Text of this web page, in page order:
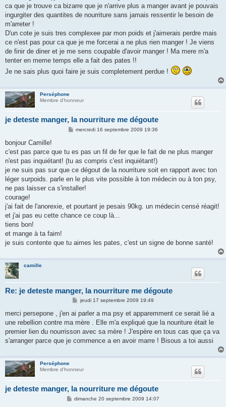
ca que je trouve ca bizarre que je n'arrive plus a manger avant je pouvais
ingurgiter des quantites de nourriture sans jamais ressentir le besoin de
m'arreter !
D'un cote je suis tres complexee par mon poids et j'aimerais perdre mais
ce n'est pas pour ca que je me forcerai a ne plus rien manger ! Je viens
de finir de diner et je me sens coupable d'avoir manger ! Ma mere m'a
tenter en meme temps elle a fait des pates !!
Je ne sais plus quoi faire je suis completement perdue !
Perséphone
Membre d'honneur
je deteste manger, la nourriture me dégoute
M
a
g
mercredi 16 septembre 2009 19:36
bonjour Camille!
c'est pas parce que tu es pas un fil de fer que le fait de ne plus manger
n'est pas inquiétant! (tu as compris c'est inquiétant!)
je ne suis pas sur que ce dégout de la nourriture soit en rapport avec ton
léger surpoids. parle en le plus vite possible à ton médecin ou à ton psy,
ne pas laisser ca s'installer!
courage!
j'ai fait de l'anorexie, et pourtant je pesais 90kg. un médecin censé réagit!
et j'ai pas eu cette chance ce coup là...
tiens bon!
et mange à ta faim!
je suis contente que tu aimes les pates, c'est un signe de bonne santé!
camille
Re: je deteste manger, la nourriture me dégoute
M
s
s
a
g
jeudi 17 septembre 2009 19:49
merci persepone , j'en ai parler a ma psy et apparemment ce serait lié a
une rebellion contre ma mère . Elle m'a expliqué que la nouriture était le
premier lien du nourrisson avec sa mère ! J'espère en tous cas que ça va
s'arranger parce que je commence a en avoir marre ! Bisous a toi aussi
Perséphone
Membre d'honneur
je deteste manger, la nourriture me dégoute
Mdimanche 20 septembre 2009 14:07